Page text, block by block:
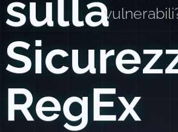
RegEx